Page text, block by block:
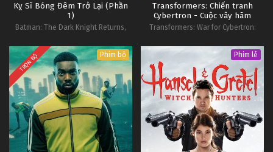
Kỵ Sĩ Bóng Đêm Trở Lại (Phần
1)
Batman: The Dark Knight Returns,
Transformers: Chiến tranh
Cybertron - Cuộc vây hãm
Transformers: War for Cybertron:
TRỌN BỘ Phim bộ Phim lẻ